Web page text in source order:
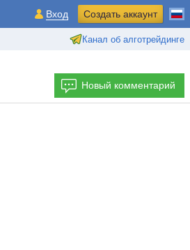
Канал об алготрейдинге
Вход Создать аккаунт
Новый комментарий